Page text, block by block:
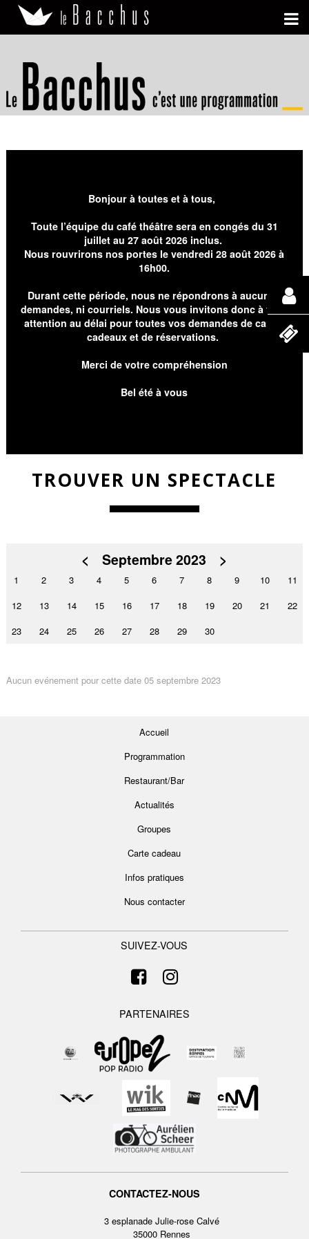
Bonjour à toutes et à tous,
Toute l’équipe du café théâtre sera en congés du 31
juillet au 27 août 2026 inclus.
Nous rouvrirons nos portes le vendredi 28 août 2026 à
16h00.
Durant cette période, nous ne répondrons à aucunes
demandes, ni courriels. Nous vous invitons donc à faire
attention au délai pour toutes vos demandes de cartes
cadeaux et de réservations.
Merci de votre compréhension
Bel été à vous
TROUVER UN SPECTACLE
< Septembre 2023 >
1 2 3 4 5 6 7 8 9 10
11
12
13 14 15 16 17 18 19 20 21
22
23
24 25 26 27 28 29 30
Aucun evénement pour cette date 05 septembre 2023
Accueil
Programmation
Restaurant/Bar
Actualités
Groupes
Carte cadeau
Infos pratiques
Nous contacter
SUIVEZ-VOUS
PARTENAIRES
CONTACTEZ-NOUS
3 esplanade Julie-rose Calvé
35000 Rennes